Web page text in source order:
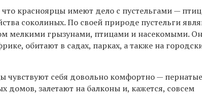
красноярцы имеют дело с пустельгами —
соколиных. По своей природе пустельги
мелкими грызунами, птицами и насекомыми.
обитают в садах, парках, а также на
чувствуют себя довольно комфортно — пернатые
домов, залетают на балконы и, кажется, совсем